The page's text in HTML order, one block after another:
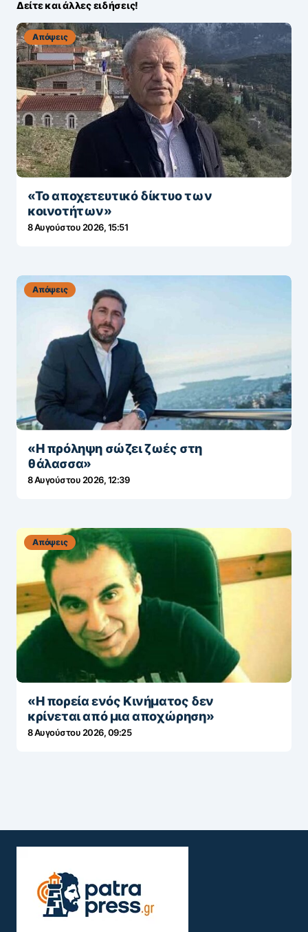
Δείτε και άλλες ειδήσεις!
Απόψεις
«Το αποχετευτικό δίκτυο των
κοινοτήτων»
8 Αυγούστου 2026, 15:51
Απόψεις
«Η πρόληψη σώζει ζωές στη
θάλασσα»
8 Αυγούστου 2026, 12:39
Απόψεις
«Η πορεία ενός Κινήματος δεν
κρίνεται από μια αποχώρηση»
8 Αυγούστου 2026, 09:25